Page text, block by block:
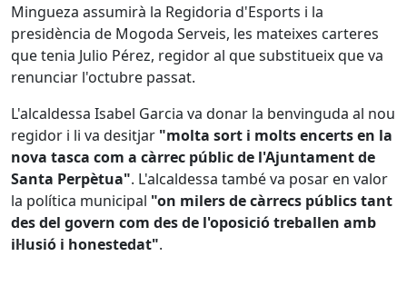
Mingueza assumirà la Regidoria d'Esports i la
presidència de Mogoda Serveis, les mateixes carteres
que tenia Julio Pérez, regidor al que substitueix que va
renunciar l'octubre passat.
L'alcaldessa Isabel Garcia va donar la benvinguda al nou
regidor i li va desitjar "molta sort i molts encerts en la
nova tasca com a càrrec públic de l'Ajuntament de
Santa Perpètua". L'alcaldessa també va posar en valor
la política municipal "on milers de càrrecs públics tant
des del govern com des de l'oposició treballen amb
il·lusió i honestedat".